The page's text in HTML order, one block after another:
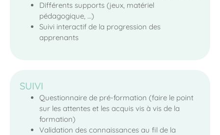
Différents supports (jeux, matériel
pédagogique, …)
Suivi interactif de la progression des
apprenants
SUIVI
Questionnaire de pré-formation (faire le point
sur les attentes et les acquis vis à vis de la
formation)
Validation des connaissances au fil de la